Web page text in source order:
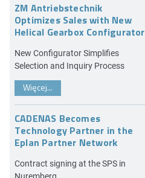
ZM Antriebstechnik
Optimizes Sales with New
Helical Gearbox Configurator
New Configurator Simplifies
Selection and Inquiry Process
Więcej...
CADENAS Becomes
Technology Partner in the
Eplan Partner Network
Contract signing at the SPS in